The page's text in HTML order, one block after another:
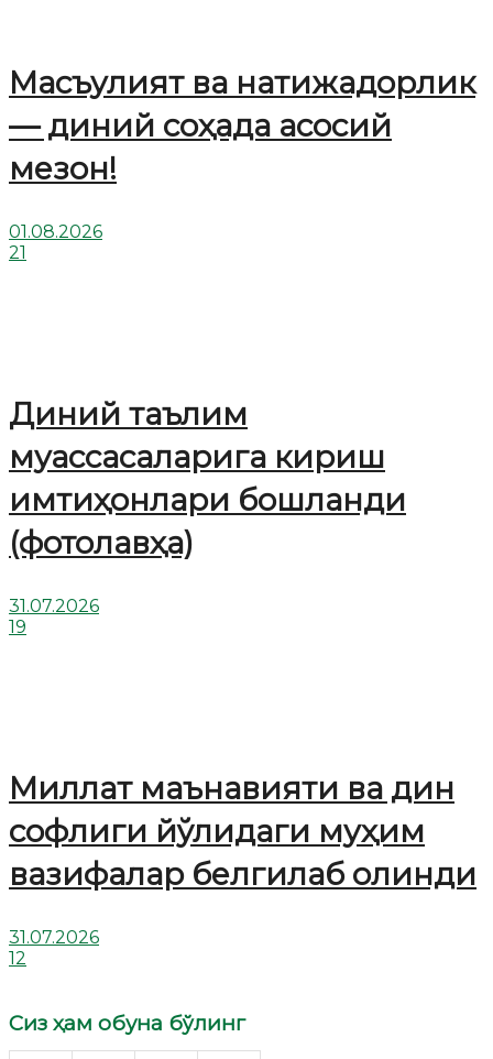
Масъулият ва натижадорлик
— диний соҳада асосий
мезон!
01.08.2026
21
Диний таълим
муассасаларига кириш
имтиҳонлари бошланди
(фотолавҳа)
31.07.2026
19
Миллат маънавияти ва дин
софлиги йўлидаги муҳим
вазифалар белгилаб олинди
31.07.2026
12
Сиз ҳам обуна бўлинг